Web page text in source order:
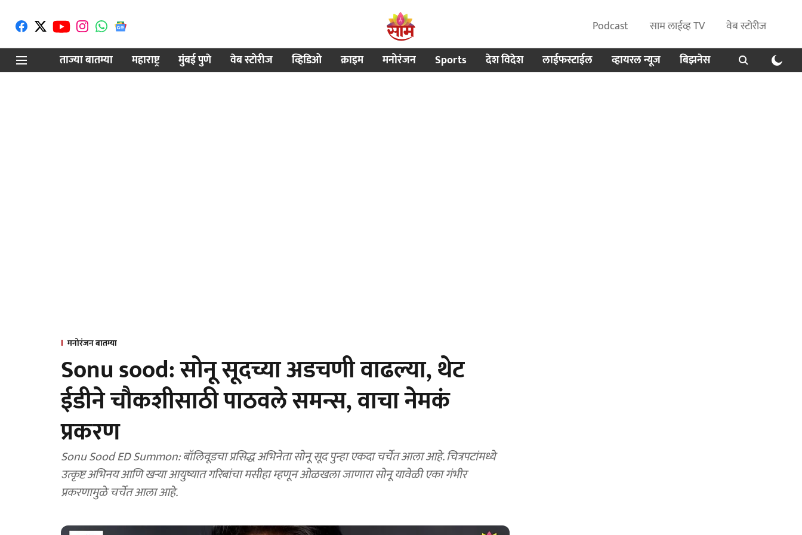
Podcast साम लाईव्ह TV
वेब स्टोरीज
ताज्या बातम्या
महाराष्ट्र मुंबई पुणे वेब स्टोरीज व्हिडिओ क्राइम मनोरंजन Sports देश विदेश लाईफस्टाईल व्हायरल न्यूज बिझनेस
मनोरंजन बातम्या
Sonu sood: सोनू सूदच्या अडचणी वाढल्या, थेट
ईडीने चौकशीसाठी पाठवले समन्स, वाचा नेमकं
प्रकरण
Sonu Sood ED Summon: बॉलिवूडचा प्रसिद्ध अभिनेता सोनू सूद पुन्हा एकदा चर्चेत आला आहे. चित्रपटांमध्ये
उत्कृष्ट अभिनय आणि खऱ्या आयुष्यात गरिबांचा मसीहा म्हणून ओळखला जाणारा सोनू यावेळी एका गंभीर
प्रकरणामुळे चर्चेत आला आहे.